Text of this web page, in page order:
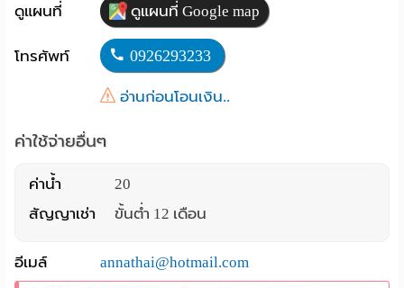
English
ดูแผนที่ ดูแผนที่ Google map
โทรศัพท์ 0926293233
อ่านก่อนโอนเงิน..
ค่าใช้จ่ายอื่นๆ
ค่าน้ำ
20
สัญญาเช่า
ขั้นต่ำ 12 เดือน
อีเมล์ annathai@hotmail.com